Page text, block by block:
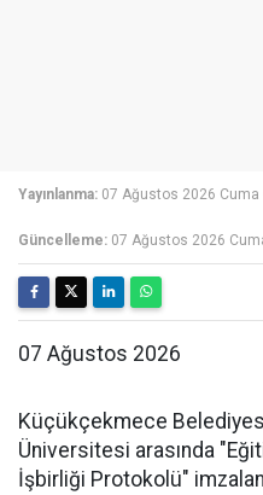
Yayınlanma: 07 Ağustos 2026 Cuma
Güncelleme: 07 Ağustos 2026
07 Ağustos 2026
Küçükçekmece
Üniversitesi arasında
İşbirliği Protokolü"